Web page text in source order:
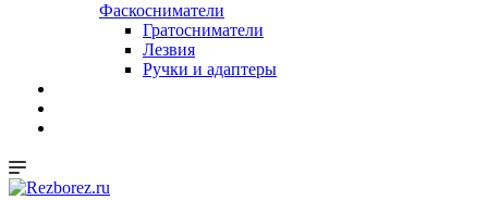
Фаскосниматели
Гратосниматели
Лезвия
Ручки и адаптеры